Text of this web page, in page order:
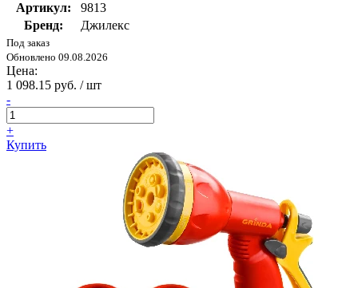
Артикул:
9813
Бренд:
Джилекс
Под заказ
Обновлено 09.08.2026
Цена:
1 098.15 руб. / шт
-
+
Купить